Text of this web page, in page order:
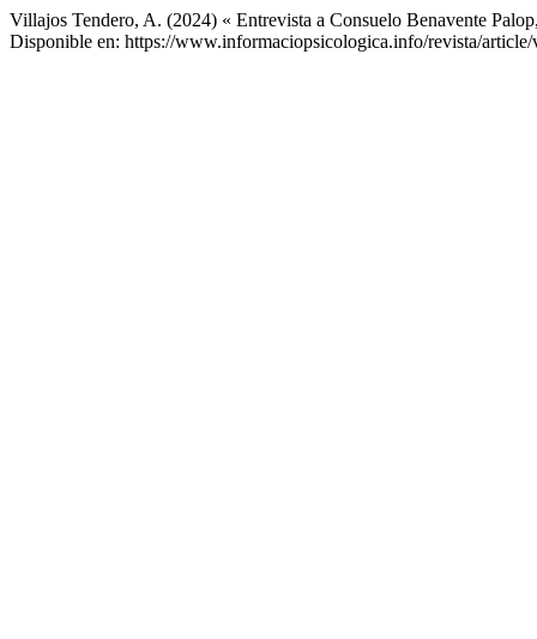
Villajos Tendero, A. (2024) « Entrevista a Consuelo Benavente
Disponible en: https://www.informaciopsicologica.info/revista/